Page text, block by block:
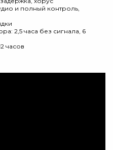
и полный контроль,
2,5 часа без сигнала, 6
часов